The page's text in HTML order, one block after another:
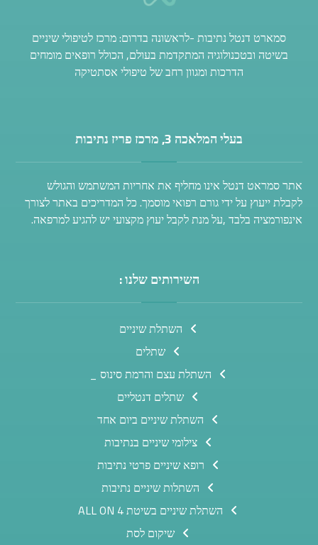
סמארט דנטל נתיבות -לראשונה בדרום: מרכז לטיפולי שיניים
בשיטה ובטכנולוגיה המתקדמת בעולם, הכולל רופאים מומחים
הדרכות ומגוון רחב של טיפולי אסתטיקה
בעלי המלאכה 3, מרכז פריז נתיבות
אתר סמראט דנטל אינו מחליף את אחריות המשתמש והגולש
לקבלת ייעוץ על ידי גורם רפואי מוסמך. כל המדריכים באתר לצורך
אינפורמציה בלבד ,על מנת לקבל יעוץ מקצועי יש להגיע למרפאה.
השירותים שלנו :
השתלת שיניים
שתלים
השתלת עצם והרמת סינוס _
שתלים דנטליים
השתלת שיניים ביום אחד
צילומי שיניים בנתיבות
רופא שיניים פרטי נתיבות
השתלות שיניים נתיבות
השתלת שיניים בשיטת ALL ON 4
שיקום לסת